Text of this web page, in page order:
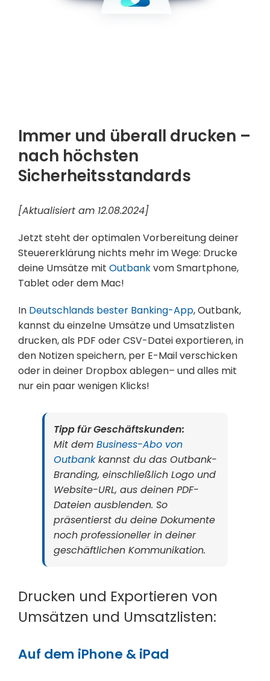
Immer und überall drucken –
nach höchsten
Sicherheitsstandards
[Aktualisiert am 12.08.2024]
Jetzt steht der optimalen Vorbereitung deiner
Steuererklärung nichts mehr im Wege: Drucke
deine Umsätze mit Outbankvom Smartphone,
Tablet oder dem Mac!
In Deutschlands bester Banking-App, Outbank,
kannst du einzelne Umsätze und Umsatzlisten
drucken, als PDF oder CSV-Datei exportieren, in
den Notizen speichern, per E-Mail verschicken
oder in deiner Dropbox ablegen– und alles mit
nur ein paar wenigen Klicks!
Tipp für Geschäftskunden:
Mit dem Business-Abo von
Outbankkannst du das Outbank-
Branding, einschließlich Logo und
Website-URL, aus deinen PDF-
Dateien ausblenden. So
präsentierst du deine Dokumente
noch professioneller in deiner
geschäftlichen Kommunikation.
Drucken und Exportieren von
Umsätzen und Umsatzlisten:
Auf dem iPhone & iPad